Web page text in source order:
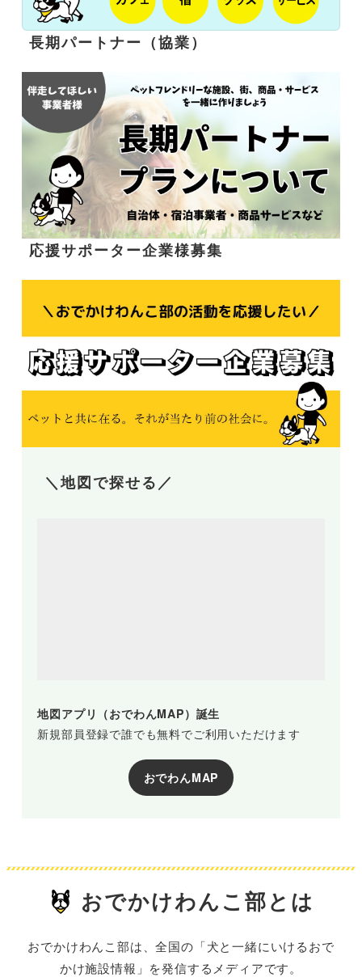
長期パートナー（協業）
応援サポーター企業様募集
＼地図で探せる／
地図アプリ（おでわんMAP）誕生
新規部員登録で誰でも無料でご利用いただけます
おでわんMAP
おでかけわんこ部とは
おでかけわんこ部は、全国の「犬と一緒にいけるおで
かけ施設情報」を発信するメディアです。